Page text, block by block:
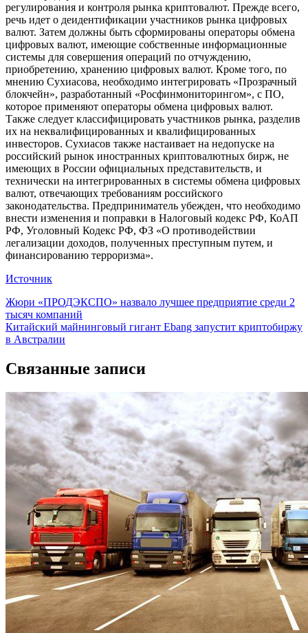
регулирования и контроля рынка криптовалют. Прежде всего,
речь идет о деидентификации участников рынка цифровых
валют. Затем должны быть сформированы операторы обмена
цифровых валют, имеющие собственные информационные
системы для совершения операций по отчуждению,
приобретению, хранению цифровых валют. Кроме того, по
мнению Сухиасова, необходимо интегрировать «Прозрачный
блокчейн», разработанный «Росфинмониторингом», с ПО,
которое применяют операторы обмена цифровых валют.
Также следует классифицировать участников рынка, разделив
их на неквалифицированных и квалифицированных
инвесторов. Сухиасов также настаивает на недопуске на
российский рынок иностранных криптовалютных бирж, не
имеющих в России официальных представительств, и
технически на интегрированных в системы обмена цифровых
валют, отвечающих требованиям российского
законодательства. Предприниматель убежден, что необходимо
внести изменения и поправки в Налоговый кодекс РФ, КоАП
РФ, Уголовный Кодекс РФ, ФЗ «О противодействии
легализации доходов, полученных преступным путем, и
финансированию терроризма».
Источник
Навигация
по
записям
Жюри «ПРОДЭКСПО» назвало лучшее предприятие среди 2
тысяч компаний
Китайский майнинговый гигант Ebang запустит криптобиржу
в Австралии
Связанные записи